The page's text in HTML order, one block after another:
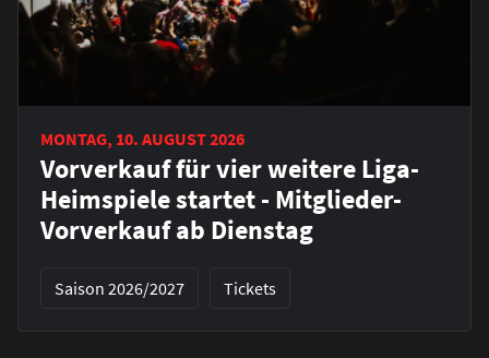
MONTAG, 10. AUGUST 2026
Vorverkauf für vier weitere Liga-
Heimspiele startet - Mitglieder-
Vorverkauf ab Dienstag
Saison 2026/2027 Tickets